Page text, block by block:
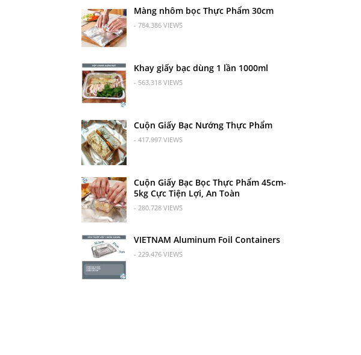
Màng nhôm bọc Thực Phẩm 30cm
- 784.386 VIEWS
Khay giấy bạc dùng 1 lần 1000ml
- 563.318 VIEWS
Cuộn Giấy Bạc Nướng Thực Phẩm
- 417.997 VIEWS
Cuộn Giấy Bạc Bọc Thực Phẩm 45cm-
5kg Cực Tiện Lợi, An Toàn
- 280.728 VIEWS
VIETNAM Aluminum Foil Containers
- 229.476 VIEWS